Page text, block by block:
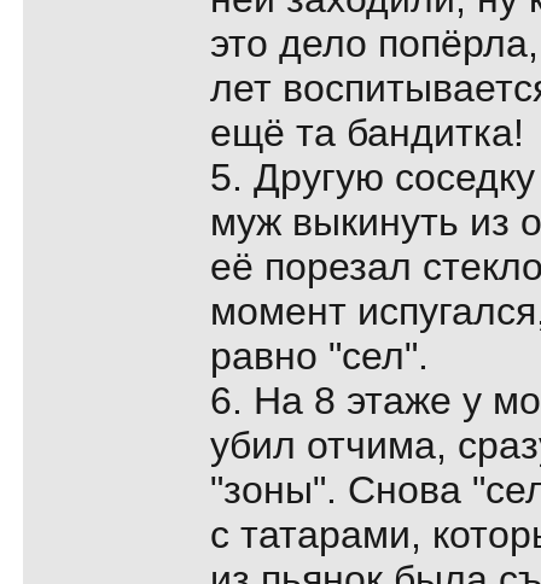
это дело
лет
ещё та бандитка!
5. Другую
муж выкинуть из
её порезал
момент
равно "сел".
6. На 8 этаже у
убил отчима,
"зоны". Снова
с татарами,